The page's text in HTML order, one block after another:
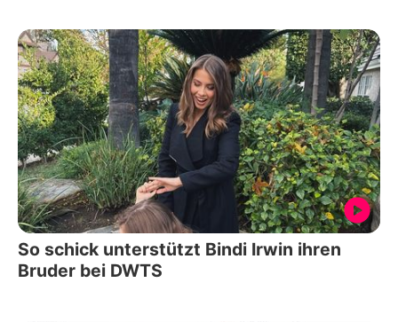
So schick unterstützt Bindi Irwin ihren
Bruder bei DWTS